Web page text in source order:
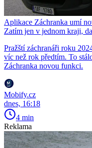
Aplikace Záchranka umí
Zatím jen v jednom kraji,
Pražští záchranáři roku
víc než rok předtím. To
Záchranka novou funkci.
Mobify.cz
dnes, 16:18
4 min
Reklama